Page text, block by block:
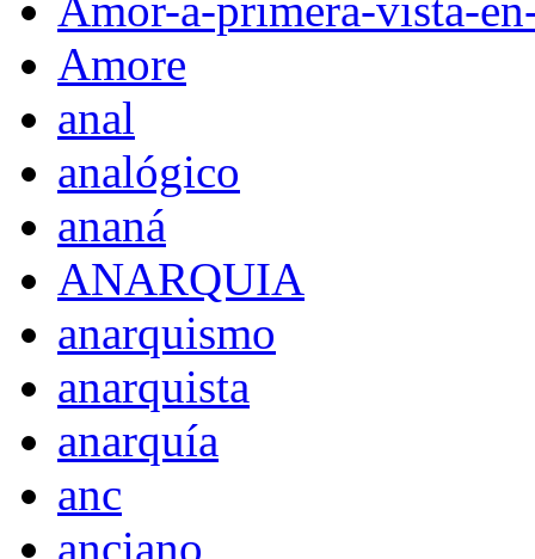
Amor-a-primera-vista-
Amore
anal
analógico
ananá
ANARQUIA
anarquismo
anarquista
anarquía
anc
anciano